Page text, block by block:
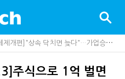
[2026 세제개편]종부세는 집값, 가업상속은 기술…납세자가 꼭 볼 5가지
해외 안 갔는데 긁힌 신용카드…관세청이 몇분 만에 찾아낸 비결은?
주식으로 1억 벌면